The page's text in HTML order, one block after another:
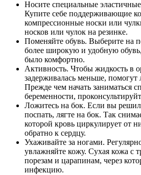
Носите специальные
Купите себе поддерживающие
компрессионные носки или
носков или чулок на резинке.
Поменяйте обувь. Выберите на
более широкую и удобную
было комфортно.
Активность. Чтобы жидкость в
задерживалась меньше, помогут
Прежде чем начать заниматься
беременности,
Ложитесь на бок. Если вы
поспать, лягте на бок. Так
которой кровь циркулирует от
обратно к сердцу.
Ухаживайте за ногами.
увлажняйте кожу. Сухая кожа с
порезам и царапинам, через
инфекцию.